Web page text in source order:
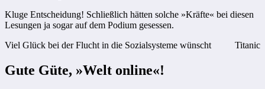
Kluge Entscheidung! Schließlich hätten solche »Kräfte« bei diesen
Lesungen ja sogar auf dem Podium gesessen.
Viel Glück bei der Flucht in die Sozialsysteme wünscht
Titanic
Gute Güte, »Welt online«!